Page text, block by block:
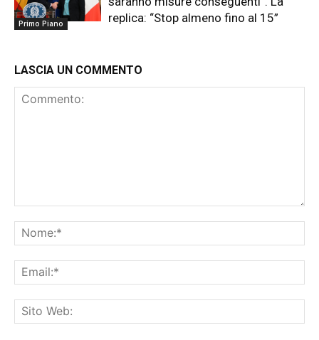
Primo Piano
replica: “Stop almeno fino al 15”
LASCIA UN COMMENTO